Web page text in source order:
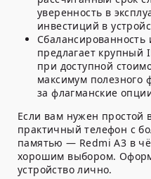
уверенность в
инвестиций в
Сбалансированность
предлагает крупный
при доступной
максимум полезного
за флагманские
Если вам нужен простой
практичный телефон с
памятью — Redmi A3 в
хорошим выбором.
устройство лично.